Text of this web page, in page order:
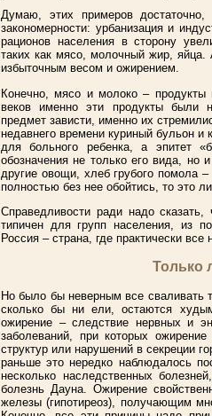
Думаю, этих примеров достаточно,
закономерности: урбанизация и
рационов населения в сторону
таких как мясо, молочный жир, яйца.
избыточным весом и ожирением.
Конечно, мясо и молоко – продукты
веков именно эти продукты были
предмет зависти, именно их
недавнего времени куриный бульон и
для больного ребенка, а эпитет
обозначения не только его вида, но
другие овощи, хлеб грубого
полностью без нее обойтись, то это
Справедливости ради надо
типичен для групп населения, из
Россия – страна, где практически
Только
Но было бы неверным все сваливать
сколько бы ни ели, остаются
ожирение – следствие нервных и
заболеваний, при которых
структур или нарушений в секреции
раньше это нередко наблюдалось
несколько наследственных
болезнь Дауна. Ожирение
железы (гипотиреоз), получающим